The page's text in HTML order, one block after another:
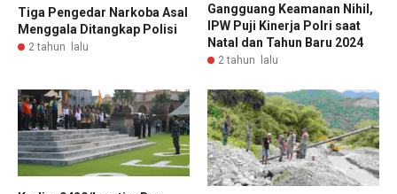
Tiga Pengedar Narkoba Asal
Menggala Ditangkap Polisi
2 tahun lalu
Gangguang Keamanan Nihil,
IPW Puji Kinerja Polri saat
Natal dan Tahun Baru 2024
2 tahun lalu